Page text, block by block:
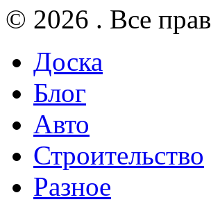
© 2026 . Все
Доска
Блог
Авто
Строительство
Разное